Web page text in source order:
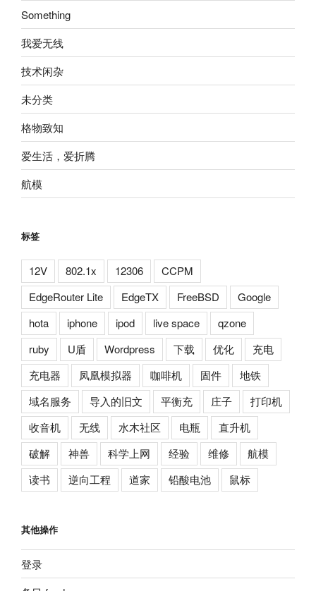
Something
我爱无线
技术闲杂
未分类
格物致知
爱生活，爱折腾
航模
标签
12V 802.1x 12306
CCPM
EdgeRouter Lite
EdgeTX FreeBSD
Google
hota
iphone ipod live space
qzone
ruby
U盾 Wordpress 下载 优化
充电
充电器
凤凰模拟器 咖啡机 固件
地铁
域名服务
导入的旧文 平衡充 庄子
打印机
收音机
无线 水木社区 电瓶
直升机
破解
神兽 科学上网 经验 维修
航模
读书
逆向工程 道家 铅酸电池 鼠标
其他操作
登录